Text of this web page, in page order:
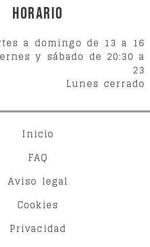
Horario
a domingo de 13 a 16
y sábado de 20:30 a
23
Lunes cerrado
Inicio
FAQ
Aviso legal
Cookies
Privacidad